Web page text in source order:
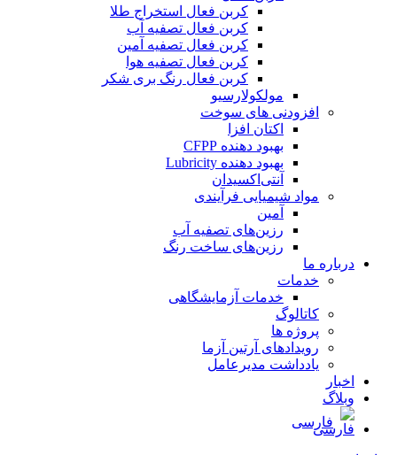
کربن فعال استخراج طلا
کربن فعال تصفیه آب
کربن فعال تصفیه آمین
کربن فعال تصفیه هوا
کربن فعال رنگ بری شکر
مولکولارسیو
افزودنی های سوخت
اکتان افزا
بهبود دهنده CFPP
بهبود دهنده Lubricity
آنتی‌اکسیدان
مواد شیمیایی فرآیندی
آمین
رزین‌های تصفیه آب
رزین‌های ساخت رنگ
درباره ما
خدمات
خدمات آزمایشگاهی
کاتالوگ
پروژه ها
رویدادهای آرتین آزما
یادداشت مدیرعامل
اخبار
وبلاگ
فارسی